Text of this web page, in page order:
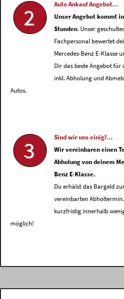
2
Auto Ankauf Angebot...
Unser Angebot kommt
Stunden. Unser geschultes
Fachpersonal bewertet
Mercedes-Benz E-Klasse
Dir das beste Angebot für
inkl. Abholung und
Autos.
3
Sind wir uns einig?...
Wir vereinbaren einen
Abholung von deinem
Benz E-Klasse.
Du erhälst das Bargeld
vereinbarten
kurzfristig innerhalb
möglich!